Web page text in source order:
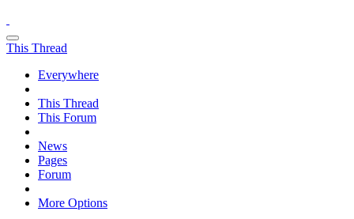
This Thread
Everywhere
This Thread
This Forum
News
Pages
Forum
More Options